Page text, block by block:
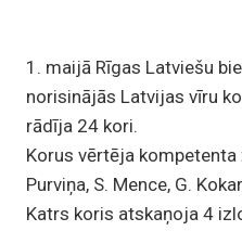
1. maijā Rīgas Latviešu
norisinājās Latvijas vīru
rādīja 24 kori.
Korus vērtēja kompetenta
Purviņa, S. Mence, G.
Katrs koris atskaņoja 4